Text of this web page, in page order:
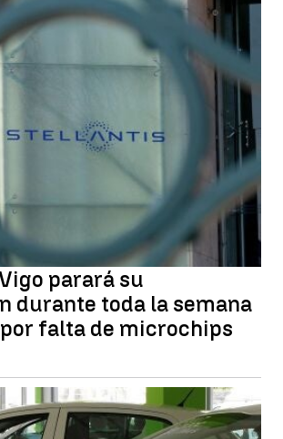
parará su
durante toda la semana
falta de microchips